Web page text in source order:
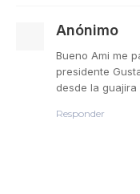
Anónimo
Bueno Ami me
presidente
desde la
Responder